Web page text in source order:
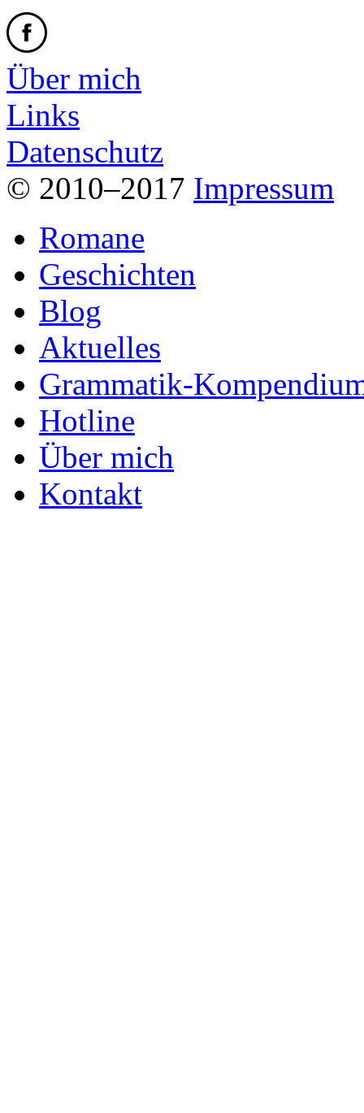
Über mich
Links
Datenschutz
© 2010–2017 Impressum
Romane
Geschichten
Blog
Aktuelles
Grammatik-
Hotline
Über mich
Kontakt